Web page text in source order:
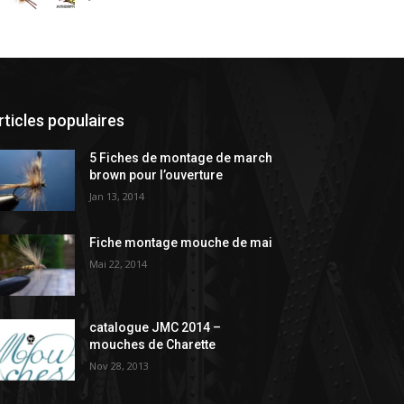
populaires
5 Fiches de montage de march
brown pour l’ouverture
Jan 13, 2014
Fiche montage mouche de mai
Mai 22, 2014
catalogue JMC 2014 –
mouches de Charette
Nov 28, 2013